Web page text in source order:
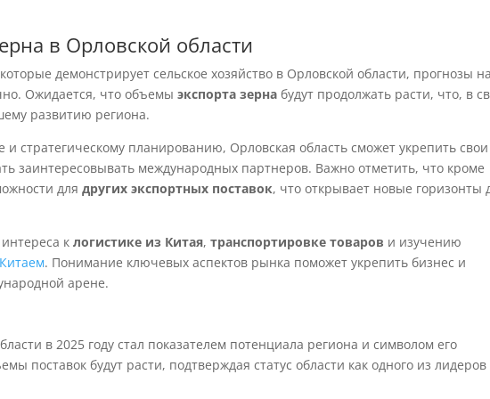
в Орловской области
демонстрирует сельское хозяйство в Орловской области, прогнозы на
Ожидается, что объемыэкспорта зерна будут продолжать расти, что, в
развитию региона.
и стратегическому планированию, Орловская область сможет укрепить свои
заинтересовывать международных партнеров. Важно отметить, что кроме
длядругих экспортных поставок, что открывает новые горизонты
клогистике из Китая,транспортировке товаров и изучению
. Понимание ключевых аспектов рынка поможет укрепить бизнес и
арене.
в 2025 году стал показателем потенциала региона и символом его
поставок будут расти, подтверждая статус области как одного из лидеров